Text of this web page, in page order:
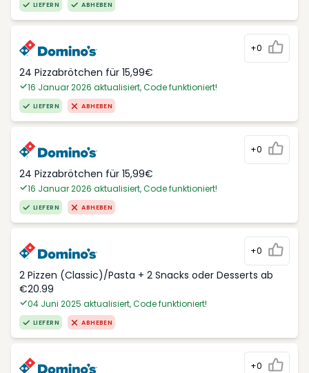
LIEFERN ABHEBEN
+0
24 Pizzabrötchen für 15,99€
16 Januar 2026 aktualisiert, Code funktioniert!
LIEFERN ABHEBEN
+0
24 Pizzabrötchen für 15,99€
16 Januar 2026 aktualisiert, Code funktioniert!
LIEFERN ABHEBEN
+0
2 Pizzen (Classic)/Pasta + 2 Snacks oder Desserts ab
€20.99
04 Juni 2025 aktualisiert, Code funktioniert!
LIEFERN ABHEBEN
+0